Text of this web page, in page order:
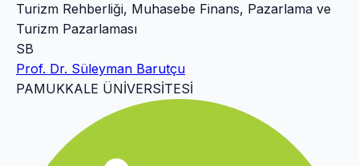
Turizm Rehberliği, Muhasebe Finans, Pazarlama ve
Turizm Pazarlaması
SB
Prof. Dr. Süleyman Barutçu
PAMUKKALE ÜNİVERSİTESİ